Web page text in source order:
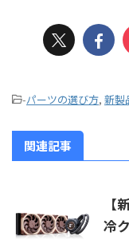
-パーツの選び方, 新製
関連記事
冷